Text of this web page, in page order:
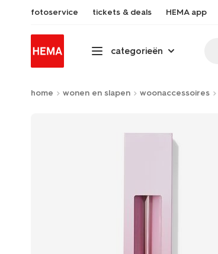
fotoservice tickets & deals HEMA app
categorieën
home wonen en slapen woonaccessoires